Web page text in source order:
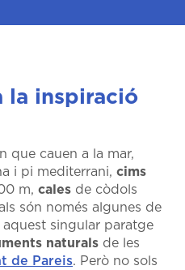
la inspiració
que cauen a la mar,
i pi mediterrani, cims
m, cales de còdols
són només algunes de
aquest singular paratge
naturals de les
de Pareis. Però no sols